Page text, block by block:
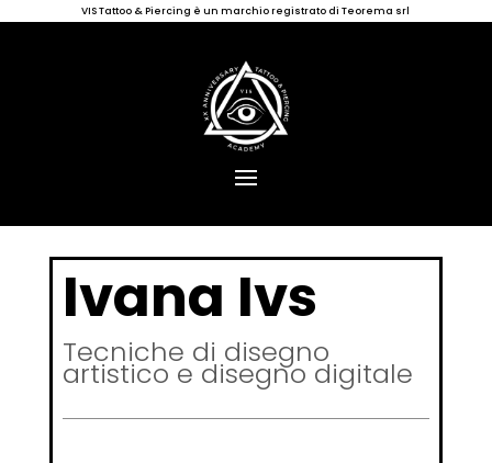
VIS Tattoo & Piercing è un marchio registrato di Teorema srl
Ivana Ivs
Tecniche di disegno
artistico e disegno digitale